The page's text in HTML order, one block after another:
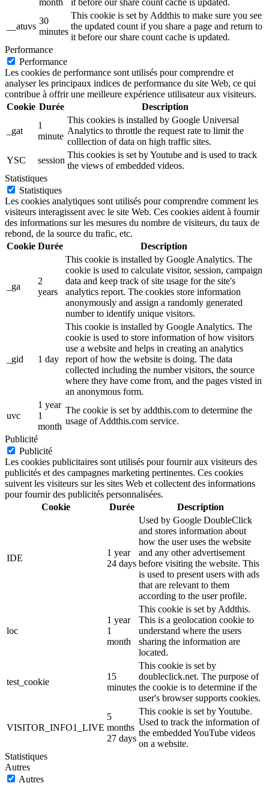
__atuvs
30
minutes
This cookie is set by Addthis to make sure you see
the updated count if you share a page and return to
it before our share count cache is updated.
Performance
Performance
Les cookies de performance sont utilisés pour comprendre et
analyser les principaux indices de performance du site Web, ce qui
contribue à offrir une meilleure expérience utilisateur aux visiteurs.
Cookie Durée Description
_gat
1
minute
This cookies is installed by Google Universal
Analytics to throttle the request rate to limit the
colllection of data on high traffic sites.
YSC
session
This cookies is set by Youtube and is used to track
the views of embedded videos.
Statistiques
Statistiques
Les cookies analytiques sont utilisés pour comprendre comment les
visiteurs interagissent avec le site Web. Ces cookies aident à fournir
des informations sur les mesures du nombre de visiteurs, du taux de
rebond, de la source du trafic, etc.
Cookie Durée Description
_ga
2
years
This cookie is installed by Google Analytics. The
cookie is used to calculate visitor, session, campaign
data and keep track of site usage for the site's
analytics report. The cookies store information
anonymously and assign a randomly generated
number to identify unique visitors.
_gid 1 day
This cookie is installed by Google Analytics. The
cookie is used to store information of how visitors
use a website and helps in creating an analytics
report of how the website is doing. The data
collected including the number visitors, the source
where they have come from, and the pages visted in
an anonymous form.
uvc
1 year
1
month
The cookie is set by addthis.com to determine the
usage of Addthis.com service.
Publicité
Publicité
Les cookies publicitaires sont utilisés pour fournir aux visiteurs des
publicités et des campagnes marketing pertinentes. Ces cookies
suivent les visiteurs sur les sites Web et collectent des informations
pour fournir des publicités personnalisées.
Cookie
Durée Description
IDE
1 year
24 days
Used by Google DoubleClick
and stores information about
how the user uses the website
and any other advertisement
before visiting the website. This
is used to present users with ads
that are relevant to them
according to the user profile.
loc
1 year
1
month
This cookie is set by Addthis.
This is a geolocation cookie to
understand where the users
sharing the information are
located.
test_cookie
15
minutes
This cookie is set by
doubleclick.net. The purpose of
the cookie is to determine if the
user's browser supports cookies.
VISITOR_INFO1_LIVE
5
months
27 days
This cookie is set by Youtube.
Used to track the information of
the embedded YouTube videos
on a website.
Statistiques
Autres
Autres